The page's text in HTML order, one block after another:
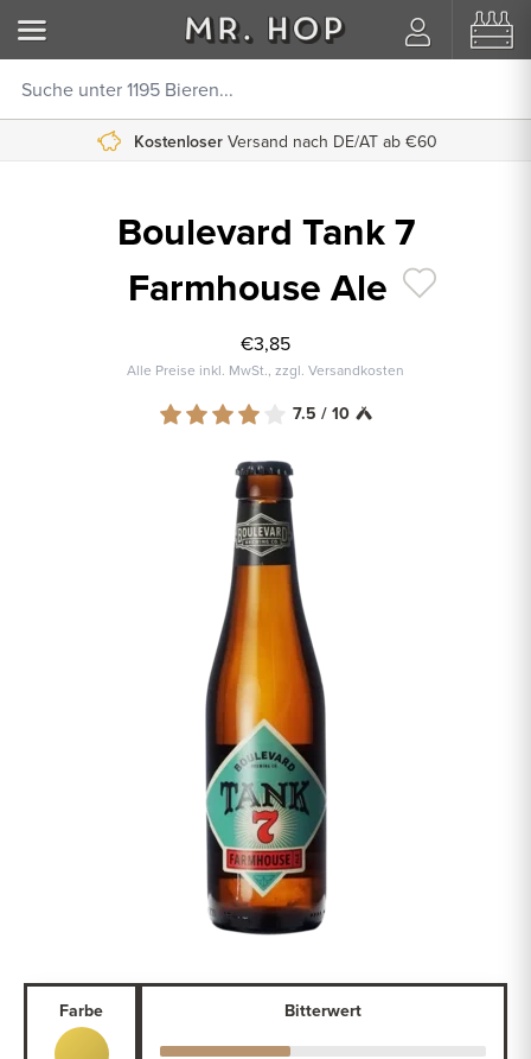
Kostenloser Versand nach DE/AT ab €60
Boulevard Tank 7
Farmhouse Ale
€3,85
Alle Preise inkl. MwSt., zzgl. Versandkosten
7.5 / 10
Farbe Bitterwert